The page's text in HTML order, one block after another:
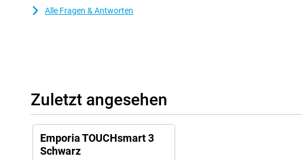
Alle Fragen & Antworten
Zuletzt angesehen
Emporia TOUCHsmart 3
Schwarz